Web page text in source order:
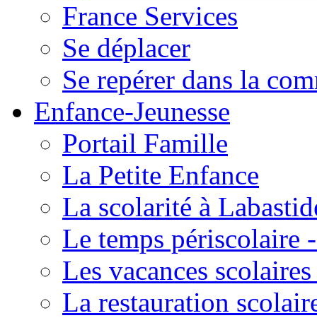
France Services
Se déplacer
Se repérer dans la
Enfance-Jeunesse
Portail Famille
La Petite Enfance
La scolarité à
Le temps périscolaire
Les vacances
La restauration